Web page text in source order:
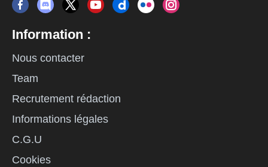
Information :
Nous contacter
Team
Recrutement rédaction
Informations légales
C.G.U
Cookies